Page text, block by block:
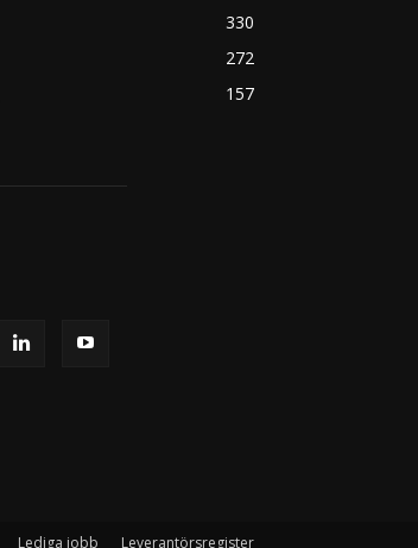
330
272
157
Lediga jobb Leverantörsregister